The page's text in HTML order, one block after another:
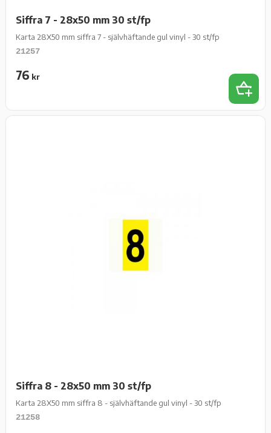
Siffra 7 - 28x50 mm 30 st/fp
Karta 28X50 mm siffra 7 - självhäftande gul vinyl - 30 st/fp
21257
76 kr
Siffra 8 - 28x50 mm 30 st/fp
Karta 28X50 mm siffra 8 - självhäftande gul vinyl - 30 st/fp
21258